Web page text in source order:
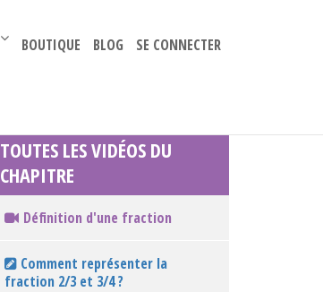
– BOUTIQUE BLOG SE CONNECTER
TOUTES LES VIDÉOS DU
CHAPITRE
Définition d'une fraction
Comment représenter la
fraction 2/3 et 3/4 ?